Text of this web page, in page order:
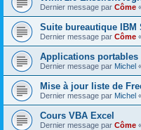
Dernier message par Côme
Suite bureautique IBM
Dernier message par Côme
Applications portables
Dernier message par Michel
Mise à jour liste de
Dernier message par Michel
Cours VBA Excel
Dernier message par Côme